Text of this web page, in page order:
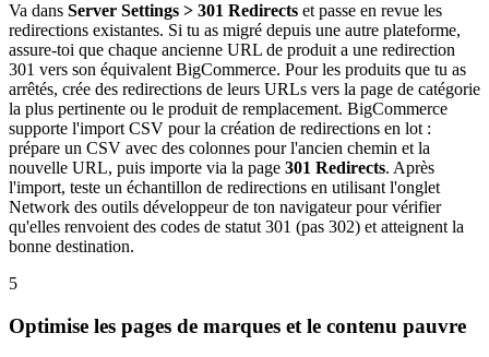
Va dans Server Settings > 301 Redirects et passe en revue les
redirections existantes. Si tu as migré depuis une autre plateforme,
assure-toi que chaque ancienne URL de produit a une redirection
301 vers son équivalent BigCommerce. Pour les produits que tu as
arrêtés, crée des redirections de leurs URLs vers la page de catégorie
la plus pertinente ou le produit de remplacement. BigCommerce
supporte l'import CSV pour la création de redirections en lot :
prépare un CSV avec des colonnes pour l'ancien chemin et la
nouvelle URL, puis importe via la page 301 Redirects. Après
l'import, teste un échantillon de redirections en utilisant l'onglet
Network des outils développeur de ton navigateur pour vérifier
qu'elles renvoient des codes de statut 301 (pas 302) et atteignent la
bonne destination.
5
Optimise les pages de marques et le contenu pauvre